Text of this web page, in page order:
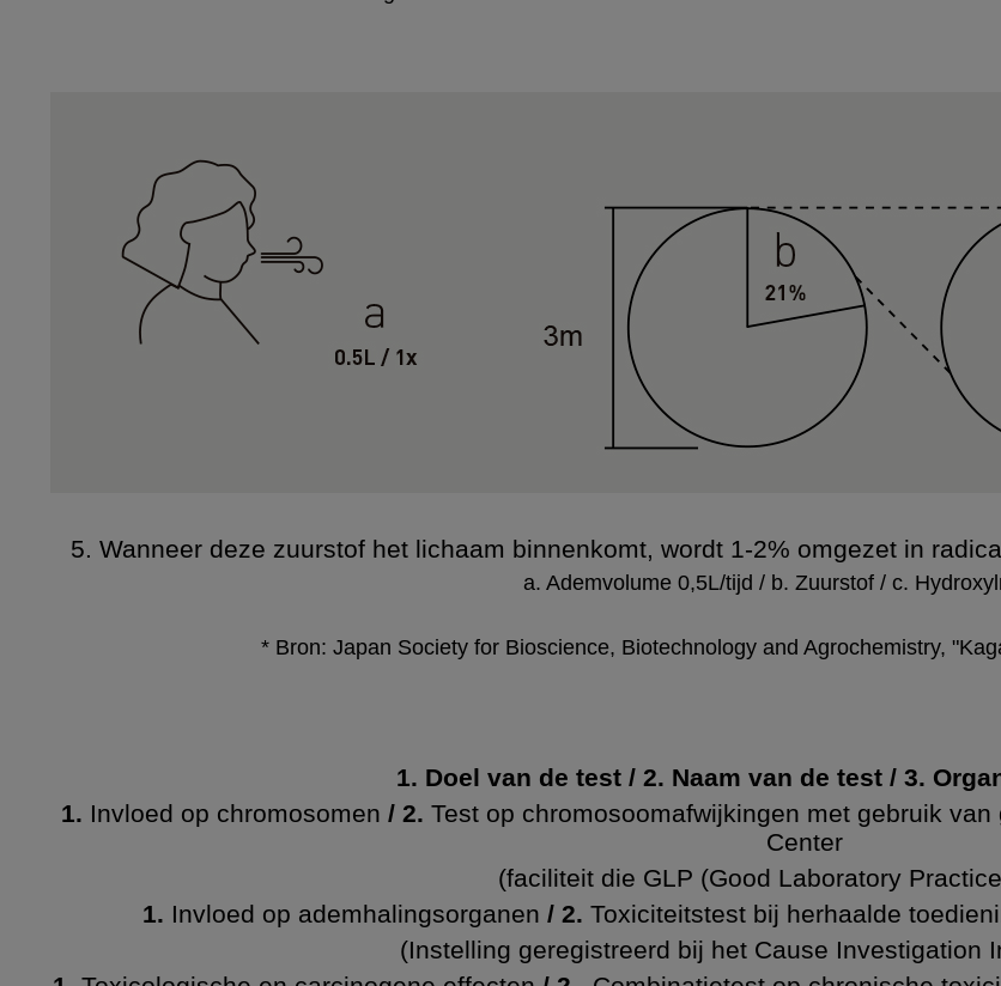
5. Wanneer deze zuurstof het lichaam binnenkomt, wordt 1-2% omgezet in
a. Ademvolume 0,5L/tijd / b. Zuurstof / c.
* Bron: Japan Society for Bioscience, Biotechnology and Agrochemistry,
1. Doel van de test / 2. Naam van de test / 3.
1. Invloed op chromosomen / 2. Test op chromosoomafwijkingen met gebruik van
Center
(faciliteit die GLP (Good Laboratory
1. Invloed op ademhalingsorganen / 2. Toxiciteitstest bij herhaalde
(Instelling geregistreerd bij het Cause Investigation